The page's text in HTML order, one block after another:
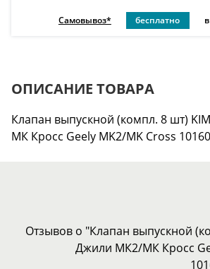
Самовывоз* бесплатно
ОПИСАНИЕ ТОВАРА
Клапан выпускной (компл. 8 шт)
МК Кросс Geely MK2/MK Cross
Отзывов о "Клапан выпускной
Джили МК2/МК Кросс